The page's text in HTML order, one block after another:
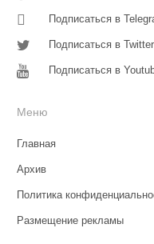
Подписаться в
Подписаться в Twitter
Подписаться в
Меню
Главная
Архив
Политика
Размещение рекламы